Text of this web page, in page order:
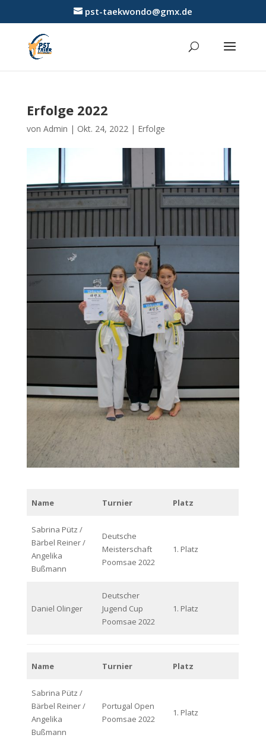
pst-taekwondo@gmx.de
Erfolge 2022
von Admin | Okt. 24, 2022| Erfolge
Name Turnier Platz
Sabrina Pütz /
Bärbel Reiner /
Angelika
Bußmann
Deutsche
Meisterschaft
Poomsae 2022
1. Platz
Daniel Olinger
Deutscher
Jugend Cup
Poomsae 2022
1. Platz
Name Turnier Platz
Sabrina Pütz /
Bärbel Reiner /
Angelika
Bußmann
Portugal Open
Poomsae 2022
1. Platz